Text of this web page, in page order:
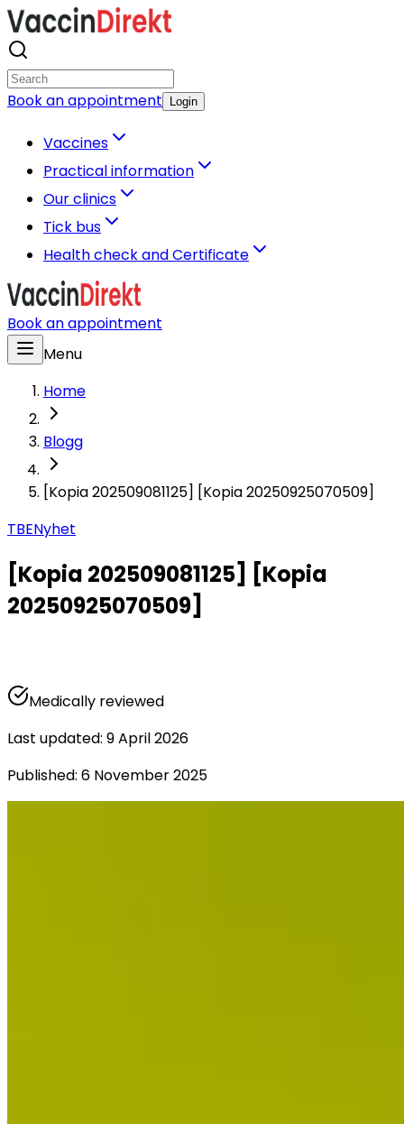
Book an appointment Login
Vaccines
Practical information
Our clinics
Tick bus
Health check and Certificate
Book an appointment
Menu
Home
Blogg
[Kopia 202509081125] [Kopia 20250925070509]
TBENyhet
[Kopia 202509081125] [Kopia
20250925070509]
Medically reviewed
Last updated: 9 April 2026
Published: 6 November 2025